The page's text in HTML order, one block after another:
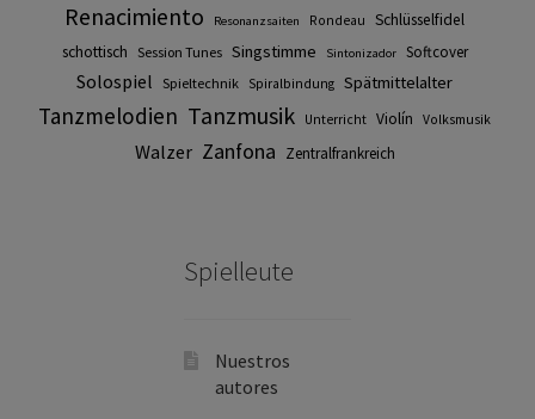
Renacimiento Resonanzsaiten Rondeau
Schlüsselfidel
schottisch Session Tunes Singstimme Sintonizador Softcover
Solospiel Spieltechnik Spiralbindung Spätmittelalter
Tanzmelodien Tanzmusik Unterricht Violín Volksmusik
Walzer Zanfona Zentralfrankreich
Spielleute
Nuestros
autores